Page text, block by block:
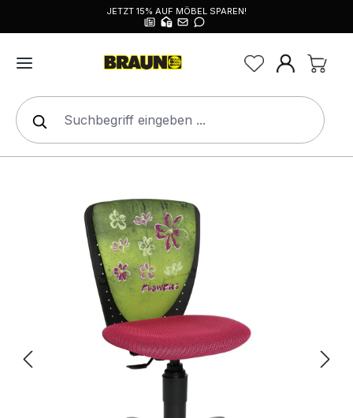
JETZT 15% AUF MÖBEL SPAREN!
Bildergalerie überspringen